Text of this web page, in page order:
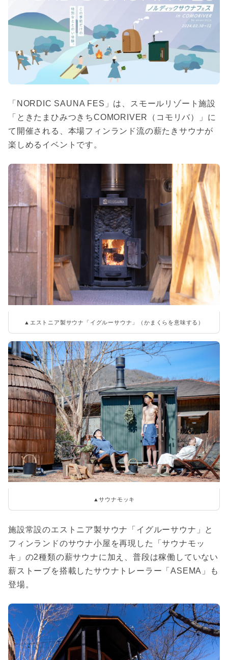
「NORDIC SAUNA FES」は、スモールリゾート施設
「ときたまひみつきちCOMORIVER（コモリバ）」に
て開催される、本場フィンランド流の薪たきサウナが
楽しめるイベントです。
▲エストニア製サウナ「イグルーサウナ」（かまくらを意味する）
▲サウナモッキ
施設常設のエストニア製サウナ「イグルーサウナ」と
フィンランドのサウナ小屋を再現した「サウナモッ
キ」の2種類の薪サウナに加え、普段は稼働していない
薪ストーブを搭載したサウナトレーラー「ASEMA」も
登場。